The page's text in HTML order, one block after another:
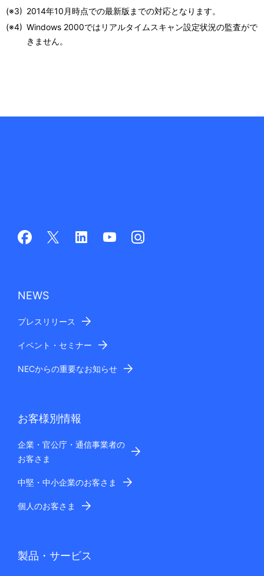
(※3) 2014年10月時点での最新版までの対応となります。
(※4) Windows 2000ではリアルタイムスキャン設定状況の監査がで
きません。
NEWS
プレスリリース
イベント・セミナー
NECからの重要なお知らせ
お客様別情報
企業・官公庁・通信事業者の
お客さま
中堅・中小企業のお客さま
個人のお客さま
製品・サービス